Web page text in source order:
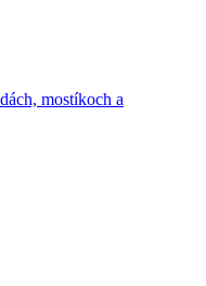
mostíkoch a